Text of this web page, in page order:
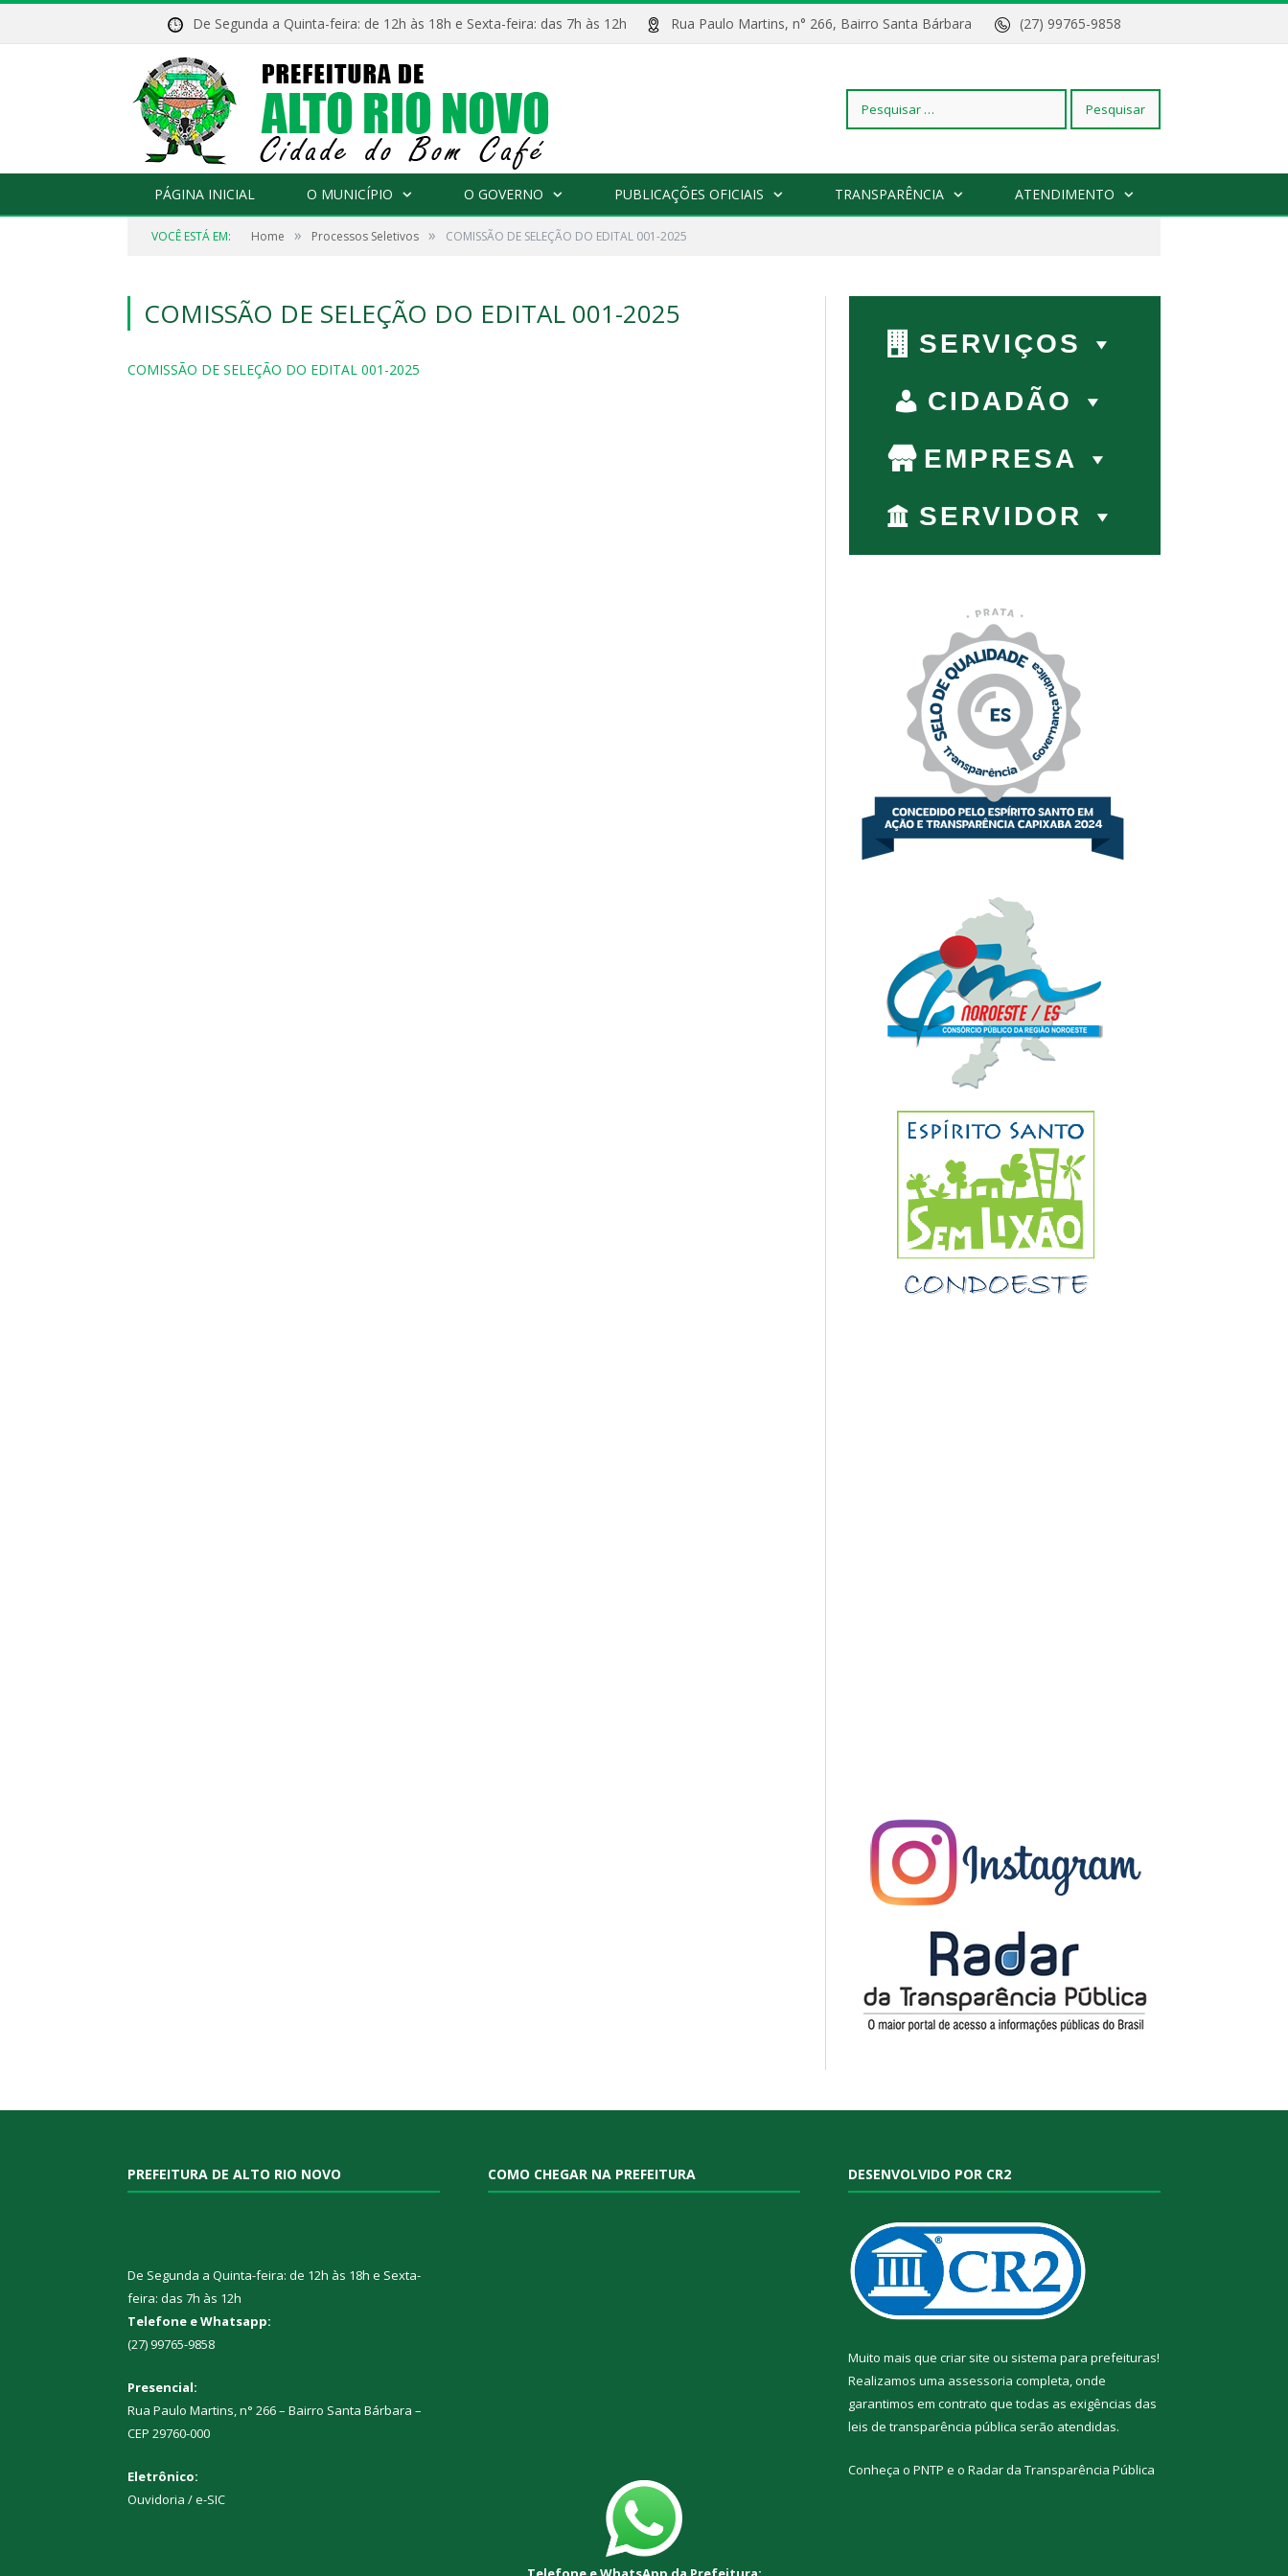
De Segunda a Quinta-feira: de 12h às 18h e Sexta-feira: das 7h às 12h Rua Paulo Martins, n° 266, Bairro Santa Bárbara (27) 99765-9858
Pesquisar
PÁGINA INICIAL O MUNICÍPIO O GOVERNO PUBLICAÇÕES OFICIAIS TRANSPARÊNCIA ATENDIMENTO
VOCÊ ESTÁ EM: Home » Processos Seletivos » COMISSÃO DE SELEÇÃO DO EDITAL 001-2025
COMISSÃO DE SELEÇÃO DO EDITAL 001-2025
COMISSÃO DE SELEÇÃO DO EDITAL 001-2025
SERVIÇOS
CIDADÃO
EMPRESA
SERVIDOR
PREFEITURA DE ALTO RIO NOVO
De Segunda a Quinta-feira: de 12h às 18h e Sexta-
feira: das 7h às 12h
Telefone e Whatsapp:
(27) 99765-9858
Presencial:
Rua Paulo Martins, n° 266 – Bairro Santa Bárbara –
CEP 29760-000
Eletrônico:
Ouvidoria /e-SIC
COMO CHEGAR NA PREFEITURA DESENVOLVIDO POR CR2
Muito mais que criar site ou sistema para prefeituras!
Realizamos uma assessoria completa, onde
garantimos em contrato que todas as exigências das
leis de transparência pública serão atendidas.
Conheça o PNTP e o Radar da Transparência Pública